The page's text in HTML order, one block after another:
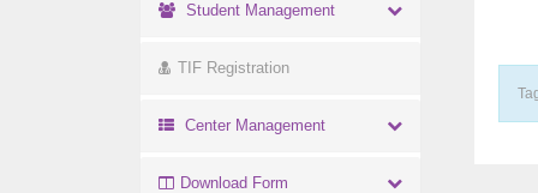
Student Management
TIF Registration
Center Management
Download Form